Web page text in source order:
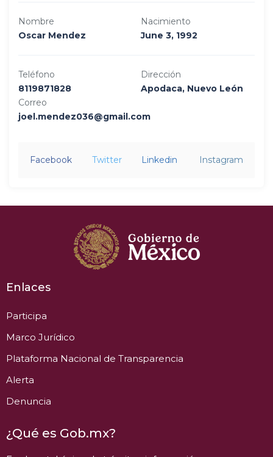
Nombre
Oscar Mendez
Nacimiento
June 3, 1992
Teléfono
8119871828
Correo
joel.mendez036@gmail.com
Dirección
Apodaca, Nuevo León
Facebook Twitter Linkedin Instagram
Enlaces
Participa
Marco Jurídico
Plataforma Nacional de Transparencia
Alerta
Denuncia
¿Qué es Gob.mx?